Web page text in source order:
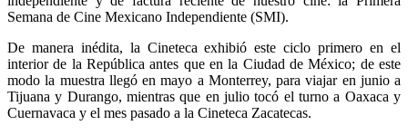
Semana de Cine Mexicano Independiente (SMI).
De manera inédita, la Cineteca exhibió este ciclo primero en el
interior de la República antes que en la Ciudad de México; de este
modo la muestra llegó en mayo a Monterrey, para viajar en junio a
Tijuana y Durango, mientras que en julio tocó el turno a Oaxaca y
Cuernavaca y el mes pasado a la Cineteca Zacatecas.